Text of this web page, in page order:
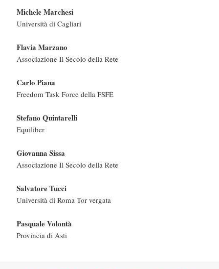
Michele Marchesi
Università di Cagliari
Flavia Marzano
Associazione Il Secolo della Rete
Carlo Piana
Freedom Task Force della FSFE
Stefano Quintarelli
Equiliber
Giovanna Sissa
Associazione Il Secolo della Rete
Salvatore Tucci
Università di Roma Tor vergata
Pasquale Volontà
Provincia di Asti